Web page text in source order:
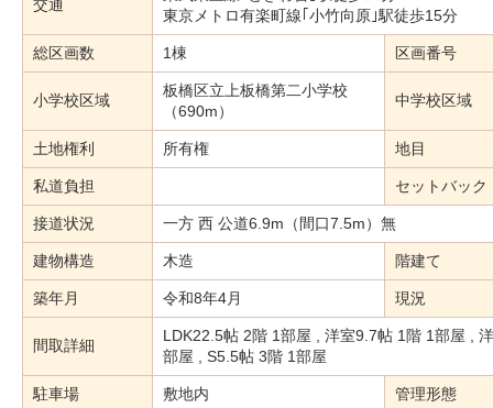
交通
東京メトロ有楽町線｢小竹向原｣駅徒歩15分
総区画数 1棟 区画番号
小学校区域
板橋区立上板橋第二小学校
（690m）
中学校区域
土地権利 所有権 地目
私道負担 セットバック
接道状況 一方 西 公道6.9m（間口7.5m）無
建物構造 木造 階建て
築年月 令和8年4月 現況
間取詳細
LDK22.5帖 2階 1部屋 , 洋室9.7帖 1階 1部屋 ,
部屋 , S5.5帖 3階 1部屋
駐車場 敷地内 管理形態